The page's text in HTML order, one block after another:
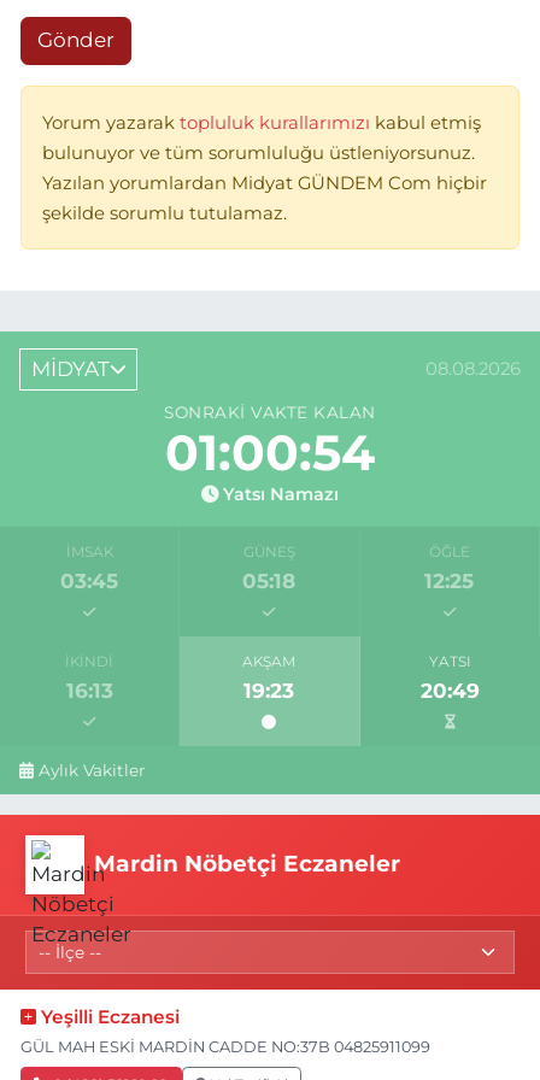
Gönder
Yorum yazarak topluluk kurallarımızı kabul etmiş
bulunuyor ve tüm sorumluluğu üstleniyorsunuz.
Yazılan yorumlardan Midyat GÜNDEM Com hiçbir
şekilde sorumlu tutulamaz.
MİDYAT 08.08.2026
SONRAKI VAKTE KALAN
01:00:54
Yatsı Namazı
İMSAK
03:45
GÜNEŞ
05:18
ÖĞLE
12:25
İKINDI
16:13
AKŞAM
19:23
YATSI
20:49
Aylık Vakitler
Mardin Nöbetçi Eczaneler
Yeşilli Eczanesi
GÜL MAH ESKİ MARDİN CADDE NO:37B 04825911099